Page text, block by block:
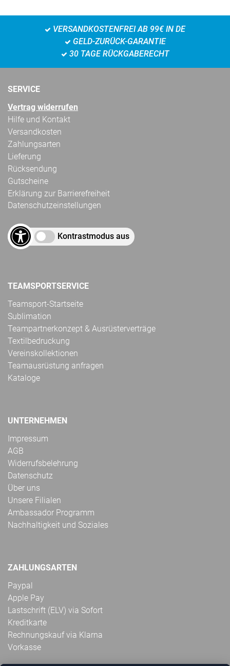
VERSANDKOSTENFREI AB 99€ IN DE
GELD-ZURÜCK-GARANTIE
30 TAGE RÜCKGABERECHT
SERVICE
Vertrag widerrufen
Hilfe und Kontakt
Versandkosten
Zahlungsarten
Lieferung
Rücksendung
Gutscheine
Erklärung zur Barrierefreiheit
Datenschutzeinstellungen
Kontrastmodus aus
TEAMSPORTSERVICE
Teamsport-Startseite
Sublimation
Teampartnerkonzept & Ausrüsterverträge
Textilbedruckung
Vereinskollektionen
Teamausrüstung anfragen
Kataloge
UNTERNEHMEN
Impressum
AGB
Widerrufsbelehrung
Datenschutz
Über uns
Unsere Filialen
Ambassador Programm
Nachhaltigkeit und Soziales
ZAHLUNGSARTEN
Paypal
Apple Pay
Lastschrift (ELV) via Sofort
Kreditkarte
Rechnungskauf via Klarna
Vorkasse